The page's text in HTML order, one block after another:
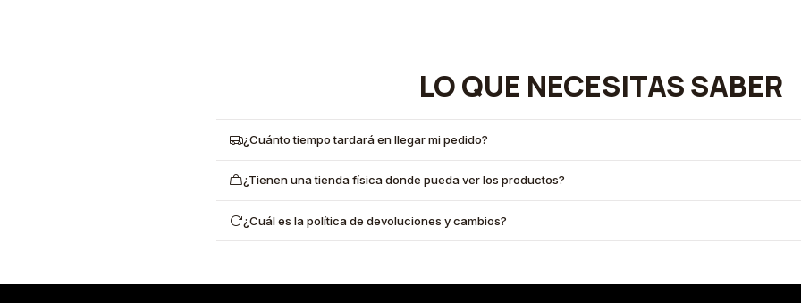
LO QUE NECESITAS SABER
¿Cuánto tiempo tardará en llegar mi pedido?
¿Tienen una tienda física donde pueda ver los productos?
¿Cuál es la política de devoluciones y cambios?